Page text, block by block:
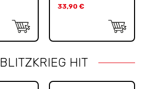
33,90 €
BLITZKRIEG HIT